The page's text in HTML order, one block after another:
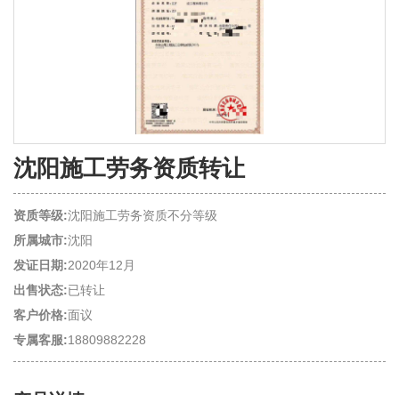
沈阳施工劳务资质转让
资质等级:沈阳施工劳务资质不分等级
所属城市:沈阳
发证日期:2020年12月
出售状态:已转让
客户价格:面议
专属客服:18809882228